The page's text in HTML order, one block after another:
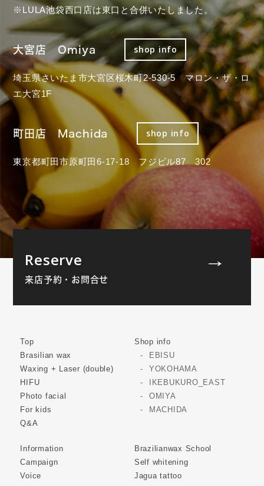
※LULA池袋西口店は東口と合併いたしました。
大宮店 Omiya shop info
埼玉県さいたま市大宮区桜木町2-530-5 マロン・ザ・ロ
エ大宮1F
町田店 Machida shop info
東京都町田市原町田6-17-18 フジビル87 302
Reserve
来店予約・お問合せ
Top
Brasilian wax
Waxing + Laser (double)
HIFU
Photo facial
For kids
Q&A
Shop info
EBISU
YOKOHAMA
IKEBUKURO_EAST
OMIYA
MACHIDA
Information
Campaign
Voice
Brazilianwax School
Self whitening
Jagua tattoo